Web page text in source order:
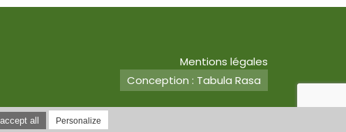
Mentions légales
Conception : Tabula Rasa
all Personalize